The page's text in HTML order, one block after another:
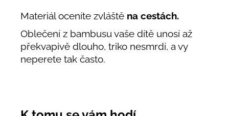
Materiál oceníte zvláště na cestách.
Oblečení z bambusu vaše dítě unosí až
překvapivě dlouho, triko nesmrdí, a vy
neperete tak často.